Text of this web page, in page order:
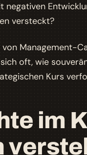
negativen
versteckt?
Management-
oft, wie
Kurs
im